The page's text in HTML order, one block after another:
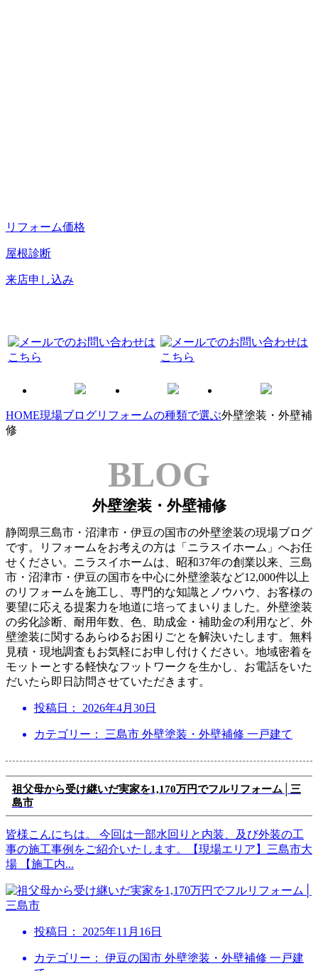
リフォーム価格
屋根診断
来店申し込み
HOME現場ブログリフォームの種類で選ぶ外壁塗装・外壁補
修
BLOG
外壁塗装・外壁補修
静岡県三島市・沼津市・伊豆の国市の外壁塗装の現場ブログ
です。リフォームをお考えの方は「ニラスイホーム」へお任
せください。ニラスイホームは、昭和37年の創業以来、三島
市・沼津市・伊豆の国市を中心に外壁塗装など12,000件以上
のリフォームを施工し、専門的な知識とノウハウ、お客様の
要望に応える提案力を地道に培ってまいりました。外壁塗装
の劣化診断、耐用年数、色、助成金・補助金の利用など、外
壁塗装に関するあらゆるお困りごとを解決いたします。無料
見積・現地調査もお気軽にお申し付けください。地域密着を
モットーとする軽快なフットワークを生かし、お電話をいた
だいたら即日訪問させていただきます。
投稿日： 2026年4月30日
カテゴリー： 三島市 外壁塗装・外壁補修 一戸建て
祖父母から受け継いだ実家を1,170万円でフルリフォーム│三
島市
皆様こんにちは。 今回は一部水回りと内装、及び外装の工
事の施工事例をご紹介いたします。【現場エリア】三島市大
場 【施工内...
投稿日： 2025年11月16日
カテゴリー： 伊豆の国市 外壁塗装・外壁補修 一戸建